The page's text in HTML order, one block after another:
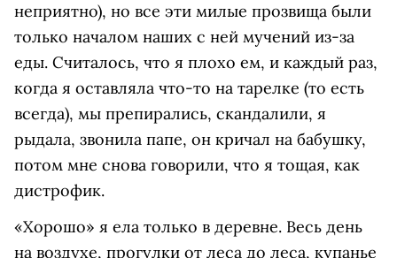
неприятно), но все эти милые прозвища были
только началом наших с ней мучений из-за
еды. Считалось, что я плохо ем, и каждый раз,
когда я оставляла что-то на тарелке (то есть
всегда), мы препирались, скандалили, я
рыдала, звонила папе, он кричал на бабушку,
потом мне снова говорили, что я тощая, как
дистрофик.
«Хорошо» я ела только в деревне. Весь день
на воздухе, прогулки от леса до леса, купанье